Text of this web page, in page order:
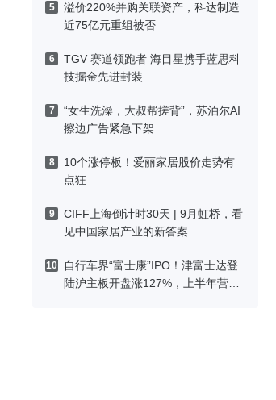
5
溢价220%并购关联资产，科达制造
近75亿元重组被否
6
TGV 赛道领跑者 海目星携手蓝思科
技掘金先进封装
7
“女生洗澡，大叔帮搓背”，苏泊尔AI
擦边广告紧急下架
8
10个涨停板！爱丽家居股价走势有
点狂
9
CIFF上海倒计时30天 | 9月虹桥，看
见中国家居产业的新答案
10
自行车界“富士康”IPO！津富士达登
陆沪主板开盘涨127%，上半年营收